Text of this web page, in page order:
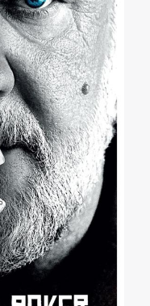
das schwieriger